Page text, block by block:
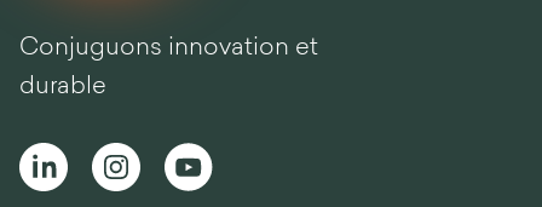
Conjuguons innovation et
durable